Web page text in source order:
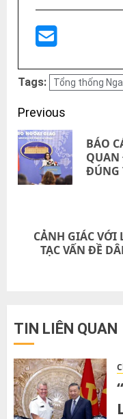
Tags: Tổng thống Nga
Post
navigation
Previous
BÁO
QUAN
ĐÚNG
Next
CẢNH GIÁC VỚI
TẠC VẤN ĐỀ
TIN LIÊN QUAN